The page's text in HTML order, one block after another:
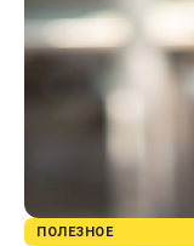
ПОЛЕЗНОЕ